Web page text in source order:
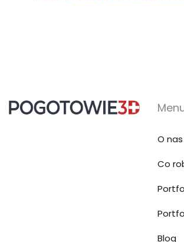
O nas
Co
Blog